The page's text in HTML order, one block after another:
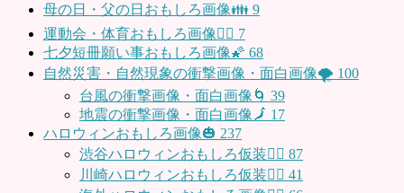
母の日・父の日おもしろ画像👪 9
運動会・体育おもしろ画像🤸‍♂️ 7
七夕短冊願い事おもしろ画像🌠 68
自然災害・自然現象の衝撃画像・面白画像🌪 100
台風の衝撃画像・面白画像🌀 39
地震の衝撃画像・面白画像🗾 17
ハロウィンおもしろ画像🎃 237
渋谷ハロウィンおもしろ仮装👯‍♂️ 87
川崎ハロウィンおもしろ仮装🧞‍♀️ 41